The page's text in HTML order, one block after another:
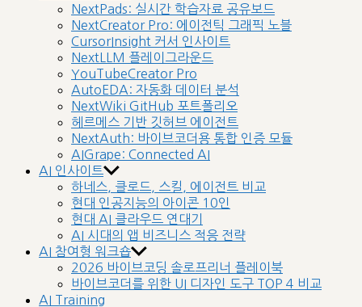
NextPads: 실시간 학습자료 공유보드
NextCreator Pro: 에이전틱 그래픽 노블
CursorInsight 커서 인사이트
NextLLM 플레이그라운드
YouTubeCreator Pro
AutoEDA: 자동화 데이터 분석
NextWiki GitHub 포트폴리오
헤르메스 기반 깃허브 에이전트
NextAuth: 바이브코더용 통합 인증 모듈
AIGrape: Connected AI
AI 인사이트
하네스, 클로드, 스킬, 에이전트 비교
현대 인공지능의 아이콘 10인
현대 AI 클라우드 연대기
AI 시대의 앱 비즈니스 적응 전략
AI 참여형 워크숍
2026 바이브코딩 솔로프리너 플레이북
바이브코더를 위한 UI 디자인 도구 TOP 4 비교
AI Training